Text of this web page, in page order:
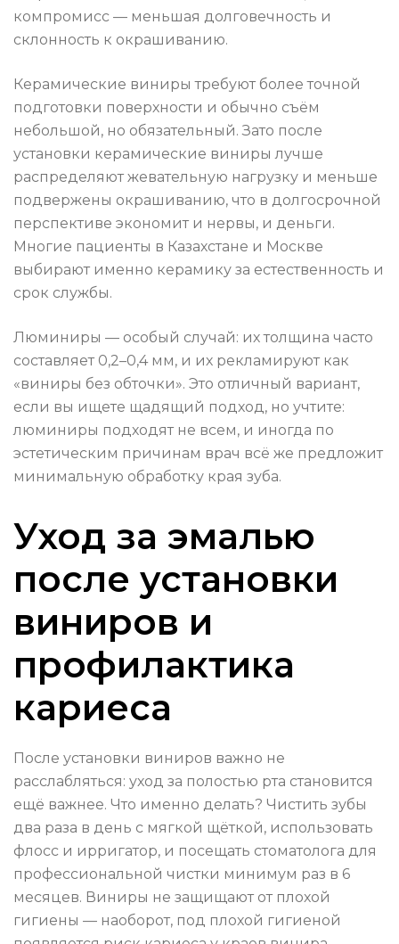
компромисс — меньшая долговечность и
склонность к окрашиванию.
Керамические виниры требуют более точной
подготовки поверхности и обычно съём
небольшой, но обязательный. Зато после
установки керамические виниры лучше
распределяют жевательную нагрузку и меньше
подвержены окрашиванию, что в долгосрочной
перспективе экономит и нервы, и деньги.
Многие пациенты в Казахстане и Москве
выбирают именно керамику за естественность и
срок службы.
Люминиры — особый случай: их толщина часто
составляет 0,2–0,4 мм, и их рекламируют как
«виниры без обточки». Это отличный вариант,
если вы ищете щадящий подход, но учтите:
люминиры подходят не всем, и иногда по
эстетическим причинам врач всё же предложит
минимальную обработку края зуба.
Уход за эмалью
после установки
виниров и
профилактика
кариеса
После установки виниров важно не
расслабляться: уход за полостью рта становится
ещё важнее. Что именно делать? Чистить зубы
два раза в день с мягкой щёткой, использовать
флосс и ирригатор, и посещать стоматолога для
профессиональной чистки минимум раз в 6
месяцев. Виниры не защищают от плохой
гигиены — наоборот, под плохой гигиеной